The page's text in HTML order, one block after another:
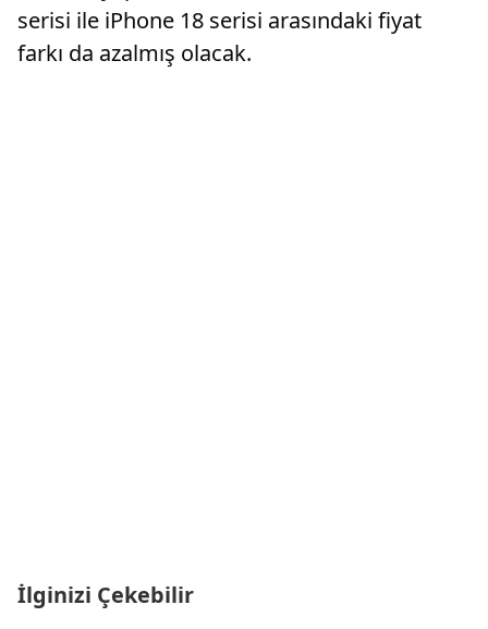
serisi ile iPhone 18 serisi arasındaki fiyat
farkı da azalmış olacak.
İlginizi Çekebilir